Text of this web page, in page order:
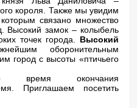
короля. Также мы увидим
которым связано множество
Высокий замок – колыбель
точек города. Высокий
оборонительным
город с высоты «птичьего
время окончания
Приглашаем посетить